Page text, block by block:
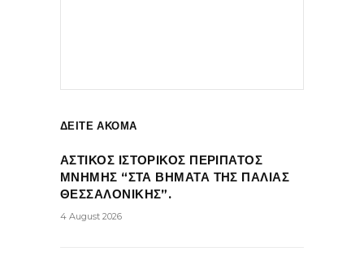
ΔΕΙΤΕ ΑΚΟΜΑ
ΑΣΤΙΚΟΣ ΙΣΤΟΡΙΚΟΣ ΠΕΡΙΠΑΤΟΣ
ΜΝΗΜΗΣ “ΣΤΑ ΒΗΜΑΤΑ ΤΗΣ ΠΑΛΙΑΣ
ΘΕΣΣΑΛΟΝΙΚΗΣ”.
4 August 2026